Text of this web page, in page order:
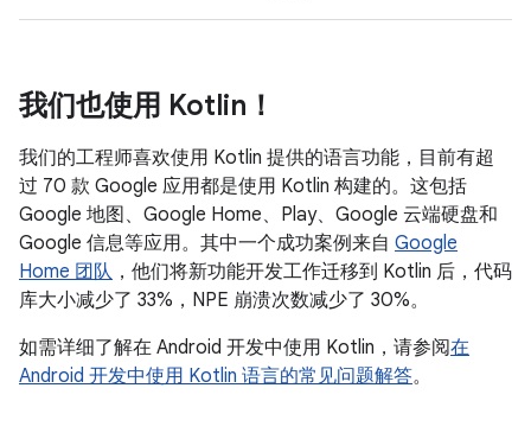
我们也使用 Kotlin！
我们的工程师喜欢使用 Kotlin 提供的语言功能，目前有超
过 70 款 Google 应用都是使用 Kotlin 构建的。这包括
Google 地图、Google Home、Play、Google 云端硬盘和
Google 信息等应用。其中一个成功案例来自 Google
Home 团队 ，他们将新功能开发工作迁移到 Kotlin 后，代码
库大小减少了 33%，NPE 崩溃次数减少了 30%。
如需详细了解在 Android 开发中使用 Kotlin，请参阅在
Android 开发中使用 Kotlin 语言的常见问题解答。